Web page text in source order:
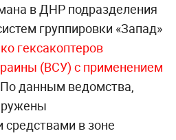
в ДНР подразделения
группировки «Запад»
гексакоптеров
(ВСУ) с применением
данным ведомства,
в зоне